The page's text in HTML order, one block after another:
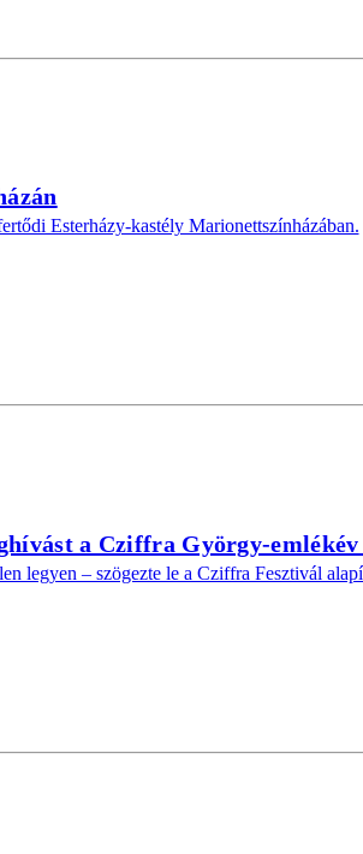
Esterházy-kastély Marionettszínházában.
a Cziffra György-
legyen – szögezte le a Cziffra Fesztivál